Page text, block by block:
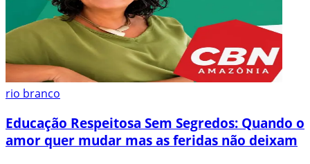
rio branco
Educação Respeitosa Sem Segredos: Quando o
amor quer mudar mas as feridas não deixam